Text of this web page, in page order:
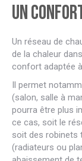
Un
Un réseau de
de la chaleur
confort adaptée
Il permet
(salon, salle à
pourra être plus
ce cas, soit le
soit des robinets
(radiateurs ou